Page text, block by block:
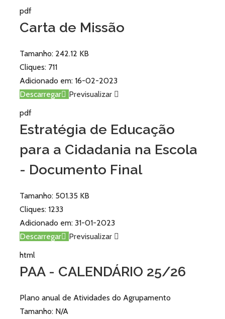
pdf
Carta de Missão
Tamanho: 242.12 KB
Cliques: 711
Adicionado em: 16-02-2023
Descarregar
Previsualizar
pdf
Estratégia de Educação
para a Cidadania na Escola
- Documento Final
Tamanho: 501.35 KB
Cliques: 1233
Adicionado em: 31-01-2023
Descarregar
Previsualizar
html
PAA - CALENDÁRIO 25/26
Plano anual de Atividades do Agrupamento
Tamanho: N/A